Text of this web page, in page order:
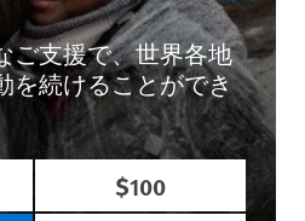
ご支援で、世界各地
を続けることができ
$100